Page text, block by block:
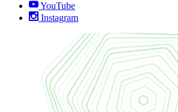
YouTube
Instagram